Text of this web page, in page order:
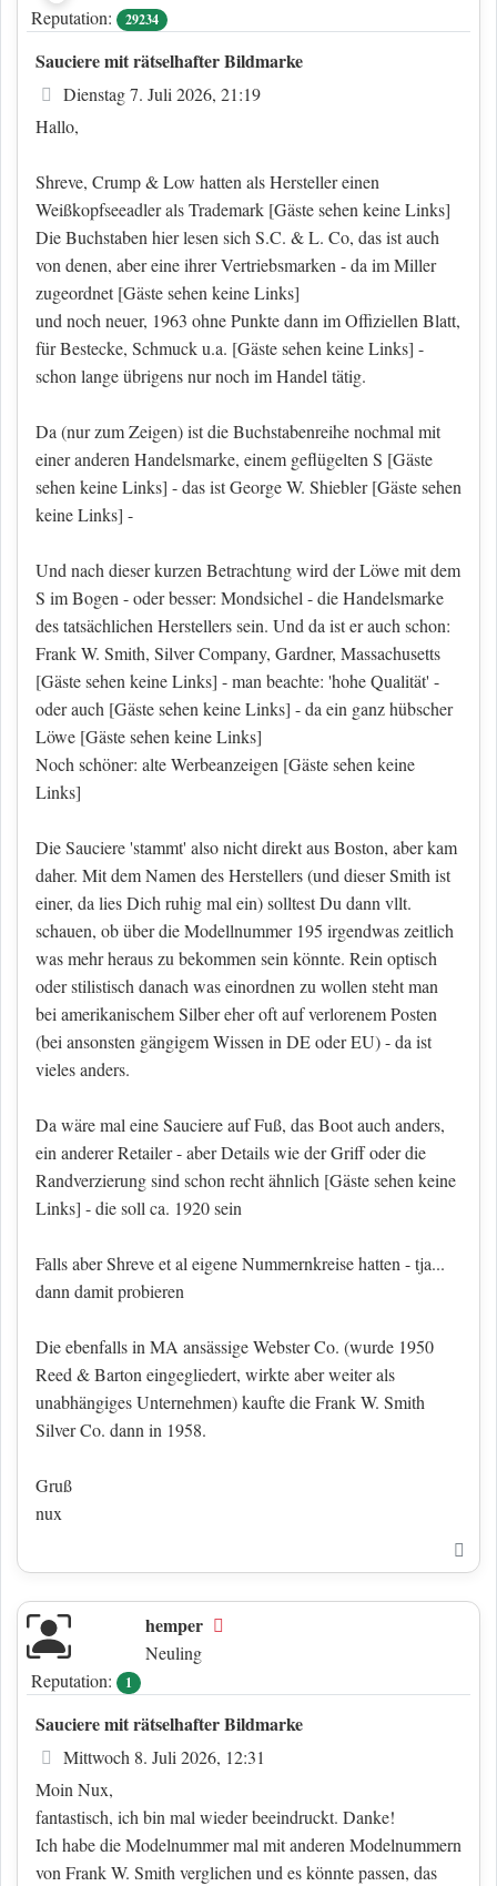
Reputation: 29234
Sauciere mit rätselhafter Bildmarke
Beitrag
Dienstag 7. Juli 2026, 21:19
Hallo,
Shreve, Crump & Low hatten als Hersteller einen
Weißkopfseeadler als Trademark [Gäste sehen keine Links]
Die Buchstaben hier lesen sich S.C. & L. Co, das ist auch
von denen, aber eine ihrer Vertriebsmarken - da im Miller
zugeordnet[Gäste sehen keine Links]
und noch neuer, 1963 ohne Punkte dann im Offiziellen Blatt,
für Bestecke, Schmuck u.a. [Gäste sehen keine Links] -
schon lange übrigens nur noch im Handel tätig.
Da (nur zum Zeigen) ist die Buchstabenreihe nochmal mit
einer anderen Handelsmarke, einem geflügelten S [Gäste
sehen keine Links] - das ist George W. Shiebler[Gäste sehen
keine Links] -
Und nach dieser kurzen Betrachtung wird der Löwe mit dem
S im Bogen - oder besser: Mondsichel - die Handelsmarke
des tatsächlichen Herstellers sein. Und da ist er auch schon:
Frank W. Smith, Silver Company, Gardner, Massachusetts
[Gäste sehen keine Links] - man beachte: 'hohe Qualität' -
oder auch [Gäste sehen keine Links] - da ein ganz hübscher
Löwe [Gäste sehen keine Links]
Noch schöner: alte Werbeanzeigen [Gäste sehen keine
Links]
Die Sauciere 'stammt' also nicht direkt aus Boston, aber kam
daher. Mit dem Namen des Herstellers (und dieser Smith ist
einer, da lies Dich ruhig mal ein) solltest Du dann vllt.
schauen, ob über die Modellnummer 195 irgendwas zeitlich
was mehr heraus zu bekommen sein könnte. Rein optisch
oder stilistisch danach was einordnen zu wollen steht man
bei amerikanischem Silber eher oft auf verlorenem Posten
(bei ansonsten gängigem Wissen in DE oder EU) - da ist
vieles anders.
Da wäre mal eine Sauciere auf Fuß, das Boot auch anders,
ein anderer Retailer - aber Details wie der Griff oder die
Randverzierung sind schon recht ähnlich [Gäste sehen keine
Links] - die soll ca. 1920 sein
Falls aber Shreve et al eigene Nummernkreise hatten - tja...
dann damit probieren
Die ebenfalls in MA ansässige Webster Co. (wurde 1950
Reed & Barton eingegliedert, wirkte aber weiter als
unabhängiges Unternehmen) kaufte die Frank W. Smith
Silver Co. dann in 1958.
Gruß
nux
hemper
Neuling
Reputation:
1
Sauciere mit rätselhafter Bildmarke
Beitrag
Mittwoch 8. Juli 2026, 12:31
Moin Nux,
fantastisch, ich bin mal wieder beeindruckt. Danke!
Ich habe die Modelnummer mal mit anderen Modelnummern
von Frank W. Smith verglichen und es könnte passen, das